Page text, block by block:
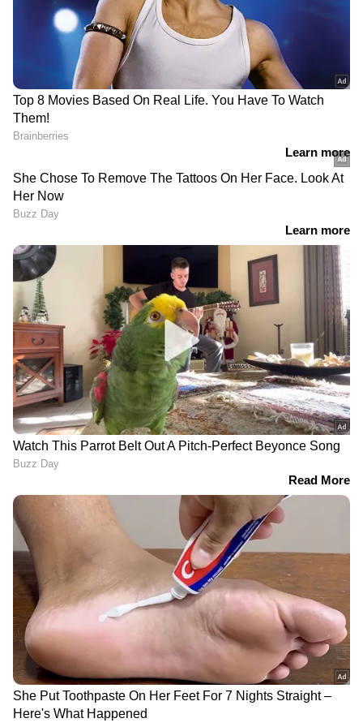
DOWNLOAD APP
RECOMMENDED STORIES
നേതൃമാറ്റത്തിന്
ധാരണയായെന്ന് സൂചന;
വ്യാഴാഴ്ച സിദ്ധരാമയ്യ രാജി
നൽകിയേക്കും
പ്രധാനമന്ത്രിയുടെ
നിർദ്ദേശം അക്ഷരം പ്രതി
പാലിച്ച് കോൺഗ്രസ്
മുഖ്യമന്ത്രി, പൊലീസിന്
ആശങ്ക,
വാഹനവ്യൂഹത്തിന്റെ
എണ്ണം വെട്ടിക്കുറച്ച്
രേവന്ത് റെഡ്ഡി
ബലാത്സംഗക്കേസിൽ 20
വർഷം തടവ്, 8
വർഷത്തിനിടെ ഗുർമീത്
വമ്പൻ ദീപാവലി/
പെരുന്നാൾ സമ്മാനം